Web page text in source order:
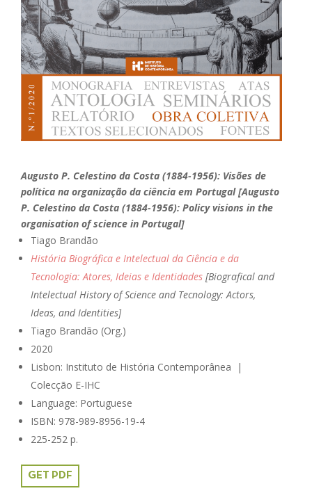
Augusto P. Celestino da Costa (1884-1956): Visões de
política na organização da ciência em Portugal [Augusto
P. Celestino da Costa (1884-1956): Policy visions in the
organisation of science in Portugal]
Tiago Brandão
História Biográfica e Intelectual da Ciência e da
Tecnologia: Atores, Ideias e Identidades [Biografical and
Intelectual History of Science and Tecnology: Actors,
Ideas, and Identities]
Tiago Brandão (Org.)
2020
Lisbon: Instituto de História Contemporânea |
Colecção E-IHC
Language: Portuguese
ISBN: 978-989-8956-19-4
225-252 p.
GET PDF